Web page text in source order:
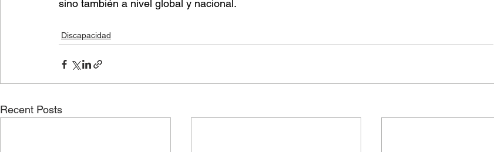
sino también a nivel global y nacional.
Discapacidad
Recent Posts